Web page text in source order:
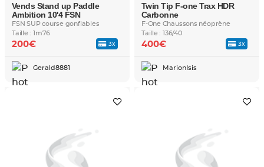
Vends Stand up Paddle
Ambition 10'4 FSN
FSN SUP course gonflables
Taille : 1m76
3x
200€
Gerald8881
Twin Tip F-one Trax HDR
Carbonne
F-One Chaussons néoprène
Taille : 136/40
3x
400€
MarionIsis